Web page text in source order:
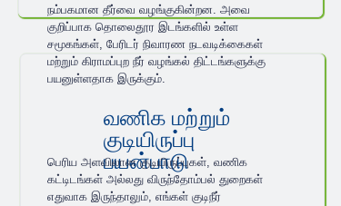
வணிக மற்றும்
குடியிருப்பு
பயன்பாடு
நம்பகமான தீர்வை வழங்குகின்றன. அவை
குறிப்பாக தொலைதூர இடங்களில் உள்ள
சமூகங்கள், பேரிடர் நிவாரண நடவடிக்கைகள்
மற்றும் கிராமப்புற நீர் வழங்கல் திட்டங்களுக்கு
பயனுள்ளதாக இருக்கும்.
பெரிய அளவிலான குடியிருப்புகள், வணிக
கட்டிடங்கள் அல்லது விருந்தோம்பல் துறைகள்
எதுவாக இருந்தாலும், எங்கள் குடிநீர்